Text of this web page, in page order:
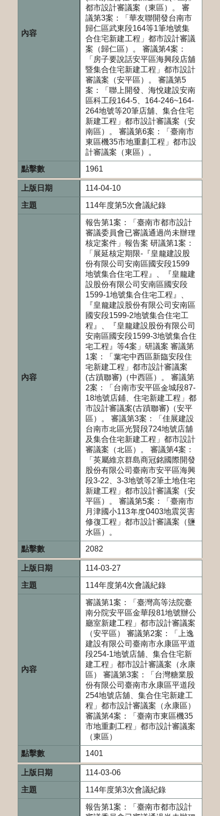
都市設計審議案（東區）。 審
議第3案：「華友聯開發台南市
歸仁區武東段164等1筆地號集
合住宅新建工程」都市設計審議
案（歸仁區）。 審議第4案：
「房子要說話安平區海興段店舖
暨集合住宅新建工程」都市設計
審議案（安平區）。 審議第5
案：「聯上開發、海悅建設安南
區科工段164-5、164-246~164-
264地號等20筆店舖、集合住宅
新建工程」都市設計審議案（安
南區）。 審議第6案：「臺南市
東區機35市地重劃工程」都市設
計審議案（東區）。
1961
114-04-10
114年度第5次會議紀錄
報告第1案：「臺南市都市設計
審議委員會已審議通過尚未辦理
核定案件」報告案 研議第1案：
「展延核定期限-『皇龍建設股
份有限公司安南區國安段1599
地號集合住宅工程』、『皇龍建
設股份有限公司安南區國安段
1599-1地號集合住宅工程』、
『皇龍建設股份有限公司安南區
國安段1599-2地號集合住宅工
程』、『皇龍建設股份有限公司
安南區國安段1599-3地號集合住
宅工程』等4案」研議案 審議第
1案：「葉宅中西區新臨安段住
宅新建工程」都市設計審議案
(古蹟聯審)（中西區）。 審議第
2案：「台南市安平區金城段87-
18地號店鋪、住宅新建工程」都
市設計審議案(古蹟聯審)（安平
區）。 審議第3案：「佳展建設
台南市北區光賢段724地號店舖
及集合住宅新建工程」都市設計
審議案（北區）。 審議第4案：
「英屬維京群島商冠銘國際開發
股份有限公司臺南市安平區海興
段3-22、3-3地號等2筆土地住宅
新建工程」都市設計審議案（安
平區）。 審議第5案：「臺南市
月津國小113年度0403地震災害
修復工程」都市設計審議案（鹽
水區）。
2082
114-03-27
114年度第4次會議紀錄
審議第1案：「臺灣高等法院臺
南分院安平區金華段81地號辦公
廳室新建工程」都市設計審議案
（安平區） 審議第2案：「上逸
建設有限公司臺南市永康區平道
段254-1地號店舖、集合住宅新
建工程」都市設計審議案（永康
區） 審議第3案：「台灣糖業股
份有限公司臺南市永康區平道段
254地號店舖、集合住宅新建工
程」都市設計審議案（永康區）
審議第4案：「臺南市東區機35
市地重劃工程」都市設計審議案
（東區）
1401
114-03-06
114年度第3次會議紀錄
報告第1案：「臺南市都市設計